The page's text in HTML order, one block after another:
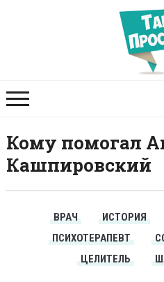
Кому помогал
Кашпировский
ВРАЧ ИСТОРИЯ
ПСИХОТЕРАПЕВТ
ЦЕЛИТЕЛЬ